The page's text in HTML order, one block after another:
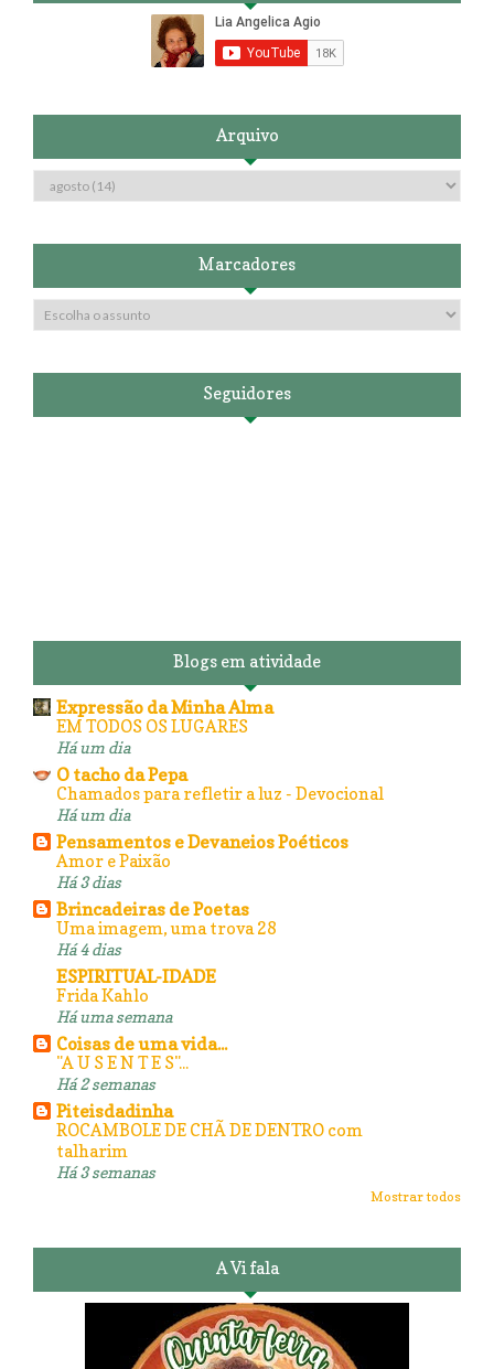
Arquivo
Marcadores
Seguidores
Blogs em atividade
Expressão da Minha Alma
EM TODOS OS LUGARES
Há um dia
O tacho da Pepa
Chamados para refletir a luz - Devocional
Há um dia
Pensamentos e Devaneios Poéticos
Amor e Paixão
Há 3 dias
Brincadeiras de Poetas
Uma imagem, uma trova 28
Há 4 dias
ESPIRITUAL-IDADE
Frida Kahlo
Há uma semana
Coisas de uma vida...
"A U S E N T E S"...
Há 2 semanas
Piteisdadinha
ROCAMBOLE DE CHÃ DE DENTRO com
talharim
Há 3 semanas
Mostrar todos
A Vi fala